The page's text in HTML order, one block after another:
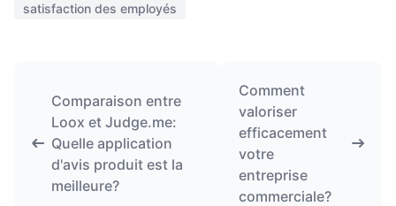
satisfaction des employés
Comparaison entre
Loox et Judge.me:
Quelle application
d'avis produit est la
meilleure?
Comment
valoriser
efficacement
votre
entreprise
commerciale?